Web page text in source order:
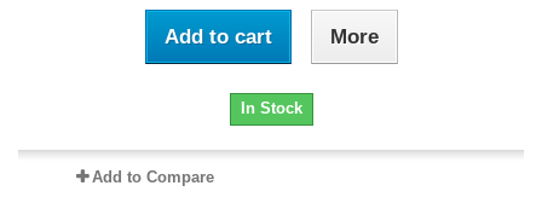
Add to cart More
In Stock
Add to Compare